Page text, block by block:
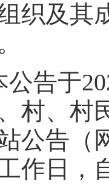
织及其
告于
村、村
公告（
作日，